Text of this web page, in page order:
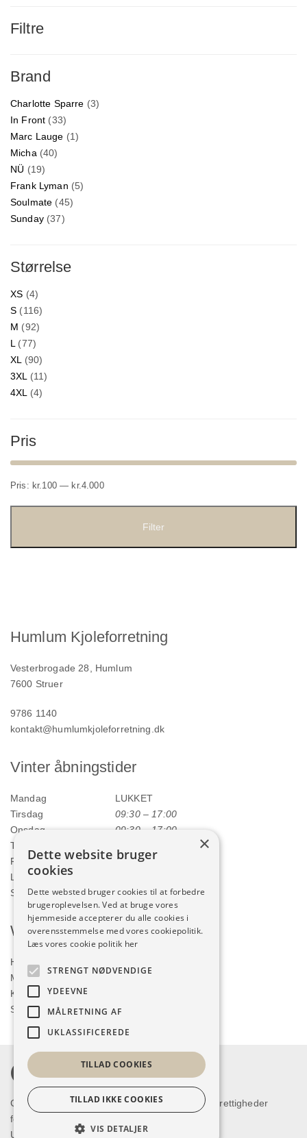
Filtre
Brand
Charlotte Sparre (3)
In Front (33)
Marc Lauge (1)
Micha (40)
NÜ (19)
Frank Lyman (5)
Soulmate (45)
Sunday (37)
Størrelse
XS (4)
S (116)
M (92)
L (77)
XL (90)
3XL (11)
4XL (4)
Pris
Mindste
pris
Højeste
pris
Filter
Pris: kr.100— kr.4.000
Humlum Kjoleforretning
Vesterbrogade 28, Humlum
7600 Struer
9786 1140
kontakt@humlumkjoleforretning.dk
Vinter åbningstider
Mandag
LUKKET
Tirsdag
09:30 – 17:00
Onsdag
09:30 – 17:00
Torsdag
Fredag
09:30 – 17:00
Lørdag
Søndag
LUKKET
Webshop
Handelsbetingelser
Min konto
Kurv
Shop
Copyright © 2026 Humlum Kjoleforretning. Alle rettigheder
forbeholdes.
Udarbejdet i samarbejde medResenNet ApS
×
Dette website bruger
cookies
Dette websted bruger cookies til at forbedre
brugeroplevelsen. Ved at bruge vores
hjemmeside accepterer du alle cookies i
overensstemmelse med vores cookiepolitik.
Læs vores cookie politik her
STRENGT NØDVENDIGE
YDEEVNE
MÅLRETNING AF
UKLASSIFICEREDE
TILLAD COOKIES
TILLAD IKKE COOKIES
VIS DETALJER